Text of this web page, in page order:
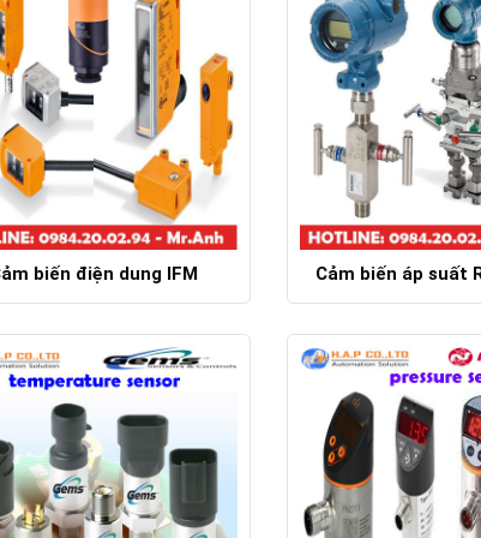
biến điện dung IFM
Chi tiết
Cảm biến áp suất
Chi tiết